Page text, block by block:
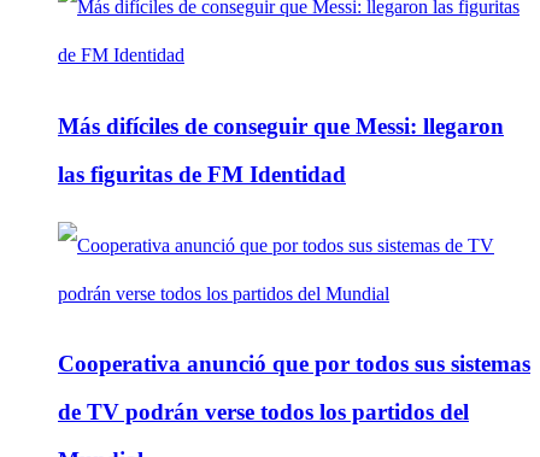
Más difíciles de conseguir que Messi: llegaron
las figuritas de FM Identidad
Cooperativa anunció que por todos sus sistemas
de TV podrán verse todos los partidos del